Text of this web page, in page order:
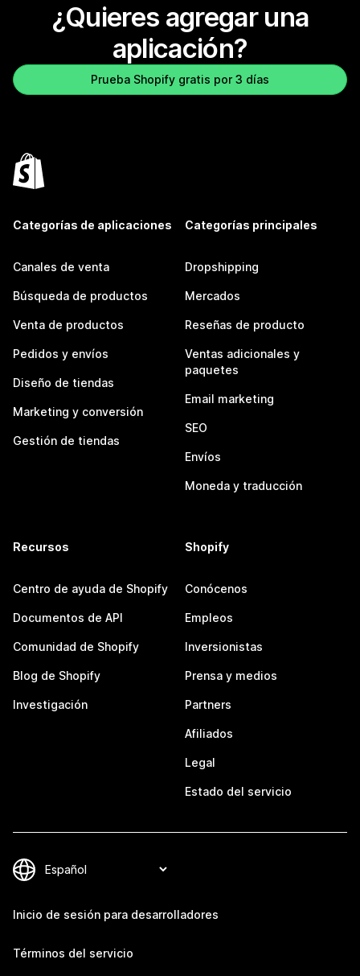
¿Quieres agregar una
aplicación?
Prueba Shopify gratis por 3 días
Categorías de aplicaciones
Canales de venta
Búsqueda de productos
Venta de productos
Pedidos y envíos
Diseño de tiendas
Marketing y conversión
Gestión de tiendas
Categorías principales
Dropshipping
Mercados
Reseñas de producto
Ventas adicionales y
paquetes
Email marketing
SEO
Envíos
Moneda y traducción
Recursos
Centro de ayuda de Shopify
Documentos de API
Comunidad de Shopify
Blog de Shopify
Investigación
Shopify
Conócenos
Empleos
Inversionistas
Prensa y medios
Partners
Afiliados
Legal
Estado del servicio
Inicio de sesión para desarrolladores
Términos del servicio